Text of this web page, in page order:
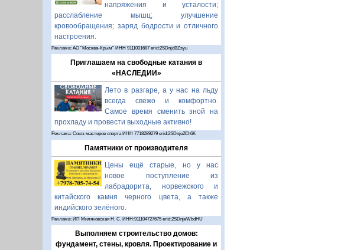
напряжения и усталости;
расслабление мышц; улучшение
кровообращения; заряд бодрости и отличного
настроения.
Реклама: АО "Москва-Крым" ИНН 9111001687 erid:2SDnjdBZsyu
Приглашаем на свободные катания в
«НАСЛЕДИИ»
Лето в разгаре, а у нас на льду
всегда свежо и комфортно.
Самое время сменить зной на
прохладу и провести выходные активно!
Реклама: Союз мастеров спорта ИНН 7718289279 erid:2SDnje2Eh6K
Памятники от производителя
Цены ещё старые, но у нас
новое поступление из
лабрадорита, норвежского и
китайского камня черного цвета, а также
индийского зелёного.
Реклама: ИП Миляновская Н. С. ИНН:911104727675 erid:2SDnjeWbdHU
Выполняем строительство домов:
фундамент, стены, кровля. Проектирование и